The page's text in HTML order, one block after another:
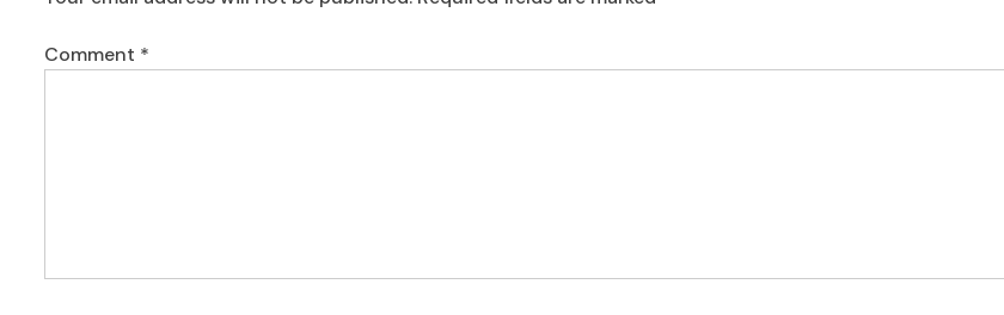
Comment *